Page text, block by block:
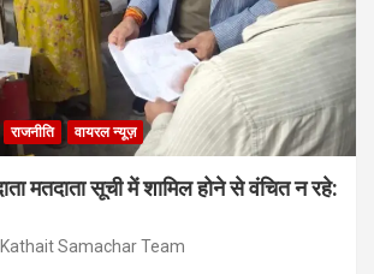
राजनीति वायरल न्यूज़
मतदाता सूची में शामिल होने से वंचित न रहे:
Kathait Samachar Team